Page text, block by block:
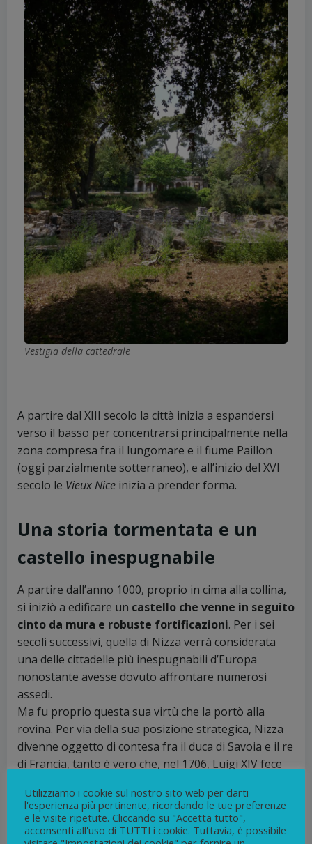
Vestigia della cattedrale
A partire dal XIII secolo la città inizia a espandersi
verso il basso per concentrarsi principalmente nella
zona compresa fra il lungomare e il fiume Paillon
(oggi parzialmente sotterraneo), e all’inizio del XVI
secolo le Vieux Nice inizia a prender forma.
Una storia tormentata e un
castello inespugnabile
A partire dall’anno 1000, proprio in cima alla collina,
si iniziò a edificare un castello che venne in seguito
cinto da mura e robuste fortificazioni. Per i sei
secoli successivi, quella di Nizza verrà considerata
una delle cittadelle più inespugnabili d’Europa
nonostante avesse dovuto affrontare numerosi
assedi.
Ma fu proprio questa sua virtù che la portò alla
rovina. Per via della sua posizione strategica, Nizza
divenne oggetto di contesa fra il duca di Savoia e il re
di Francia, tanto è vero che, nel 1706, Luigi XIV fece
smantellare tutte le fortificazioni. Un vero e proprio
scacco per il duca di Savoia che perdeva così un
importantissimo fortino.
Utilizziamo i cookie sul nostro sito web per darti
l'esperienza più pertinente, ricordando le tue preferenze
e le visite ripetute. Cliccando su "Accetta tutto",
acconsenti all'uso di TUTTI i cookie. Tuttavia, è possibile